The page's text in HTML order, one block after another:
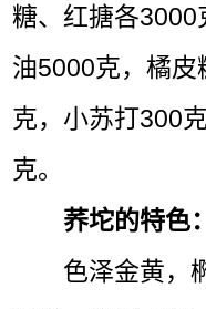
糖、红搪各3000
油5000克，橘
克，小苏打300
克。
荞坨的特色：
色泽金黄，